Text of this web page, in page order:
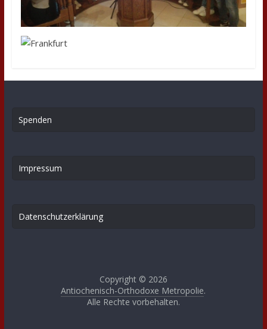
Spenden
Impressum
Datenschutzerklärung
Copyright © 2026
Antiochenisch-Orthodoxe Metropolie.
Alle Rechte vorbehalten.